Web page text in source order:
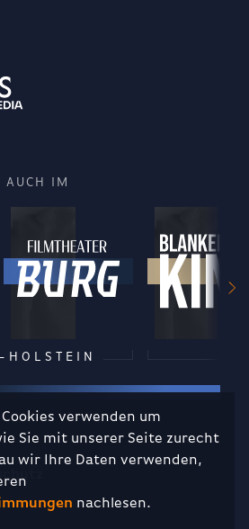
verwenden um
Sie mit unserer Seite zurecht
wir Ihre Daten verwenden,
nachlesen.
AUCH IM
HOLSTEIN